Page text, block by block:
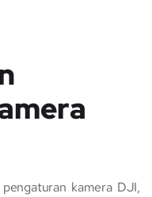
kamera DJI,